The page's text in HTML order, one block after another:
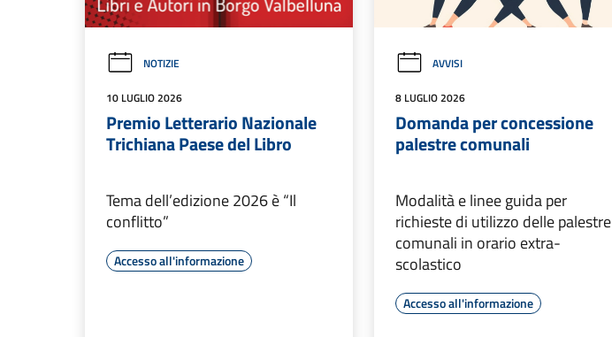
NOTIZIE
10 LUGLIO 2026
Premio Letterario Nazionale
Trichiana Paese del Libro
Tema dell’edizione 2026 è “Il
conflitto”
Accesso all'informazione
AVVISI
8 LUGLIO 2026
Domanda per concessione
palestre comunali
Modalità e linee guida per
richieste di utilizzo delle palestre
comunali in orario extra-
scolastico
Accesso all'informazione